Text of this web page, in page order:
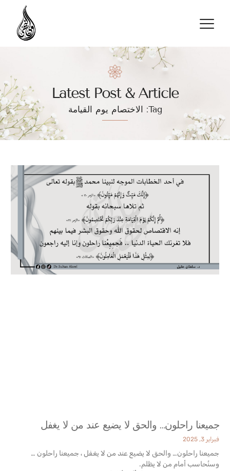
Latest Post & Article
Tag: الاختصام يوم القيامة
جميعنا راحلون… والحق لا يضيع عند من لا يغفل
فبراير 3, 2025
جميعنا راحلون… والحق لا يضيع عند من لا يغفل ، جميعنا راحلون …
وسنُحاسب أمام من لا يظلم.